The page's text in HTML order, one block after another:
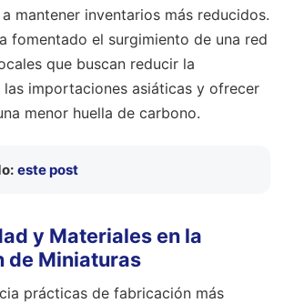
mantener inventarios más reducidos.
fomentado el surgimiento de una red
que buscan reducir la
las importaciones asiáticas y ofrecer
menor huella de carbono.
este post
y Materiales en la
de Miniaturas
prácticas de fabricación más